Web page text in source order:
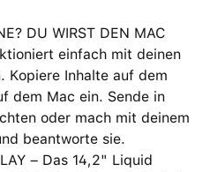
DU WIRST DEN MAC
einfach mit deinen
Kopiere Inhalte auf dem
dem Mac ein. Sende in
oder mach mit deinem
beantworte sie.
– Das 14,2" Liquid